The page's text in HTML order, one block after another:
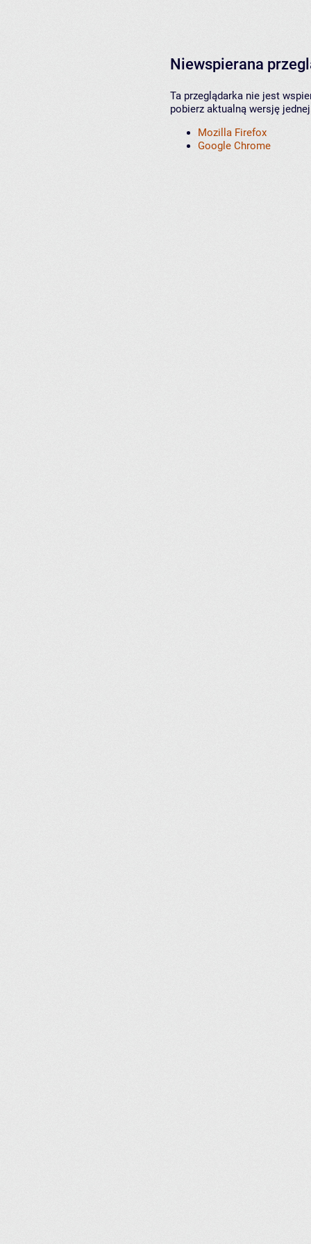
Niewspierana
Ta przeglądarka nie jest
pobierz aktualną wersję
Mozilla Firefox
Google Chrome